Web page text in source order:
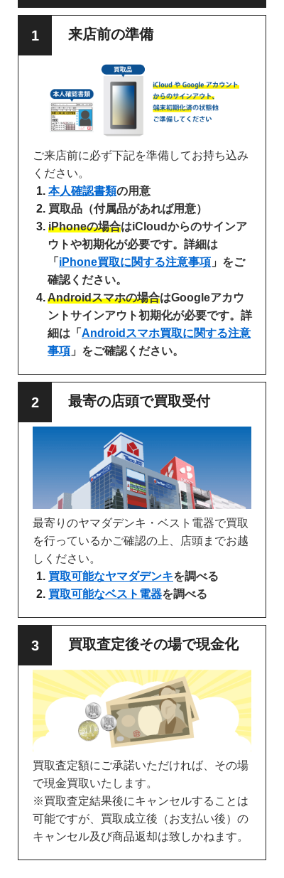
来店前の準備
ご来店前に必ず下記を準備してお持ち込み
ください。
本人確認書類の用意
買取品（付属品があれば用意）
iPhoneの場合はiCloudからのサインア
ウトや初期化が必要です。詳細は
「 iPhone買取に関する注意事項 」をご
確認ください。
Androidスマホの場合はGoogleアカウ
ントサインアウト初期化が必要です。詳
細は「 Androidスマホ買取に関する注意
事項 」をご確認ください。
最寄の店頭で買取受付
最寄りのヤマダデンキ・ベスト電器で買取
を行っているかご確認の上、店頭までお越
しください。
買取可能なヤマダデンキを調べる
買取可能なベスト電器を調べる
買取査定後その場で現金化
買取査定額にご承諾いただければ、その場
で現金買取いたします。
※買取査定結果後にキャンセルすることは
可能ですが、買取成立後（お支払い後）の
キャンセル及び商品返却は致しかねます。